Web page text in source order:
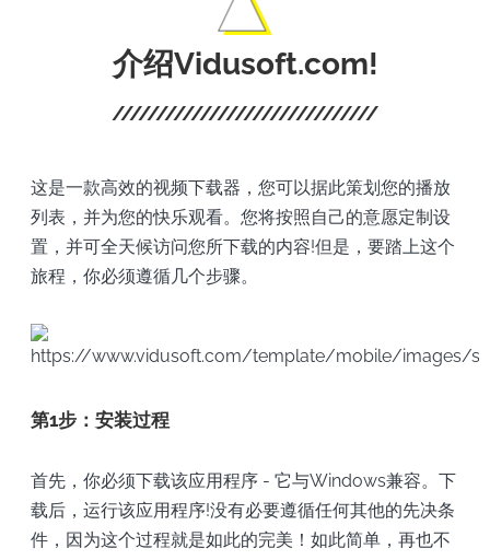
介绍Vidusoft.com!
这是一款高效的视频下载器，您可以据此策划您的播放
列表，并为您的快乐观看。您将按照自己的意愿定制设
置，并可全天候访问您所下载的内容!但是，要踏上这个
旅程，你必须遵循几个步骤。
第1步：安装过程
首先，你必须下载该应用程序 - 它与Windows兼容。下
载后，运行该应用程序!没有必要遵循任何其他的先决条
件，因为这个过程就是如此的完美！如此简单，再也不